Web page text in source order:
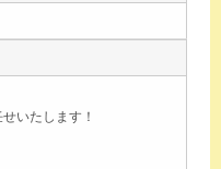
いたします！